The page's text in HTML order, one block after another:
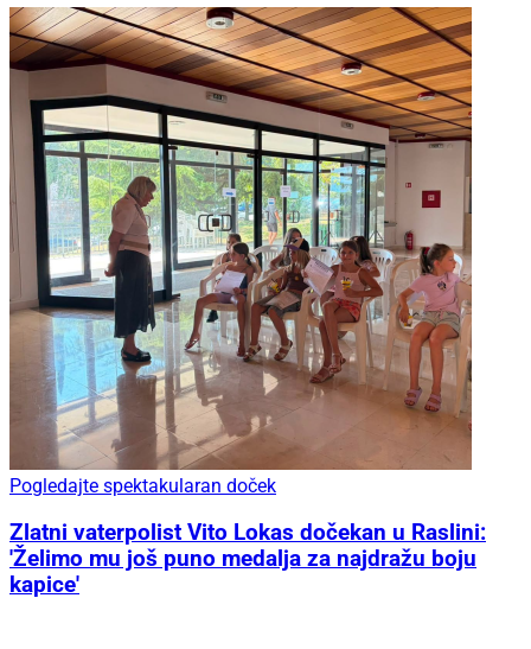
Pogledajte spektakularan doček
Zlatni vaterpolist Vito Lokas dočekan u Raslini:
'Želimo mu još puno medalja za najdražu boju
kapice'